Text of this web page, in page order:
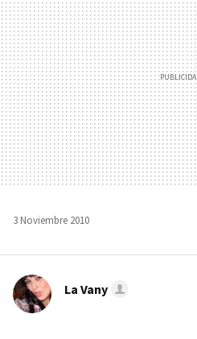
3 Noviembre 2010
La Vany